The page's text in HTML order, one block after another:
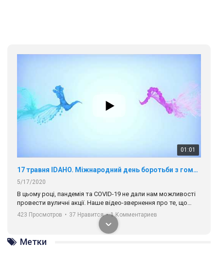
01:01
17 травня IDAHO. Міжнародний день боротьби з гомофобією трансфобією і біфобія.
5/17/2020
В цьому році, пандемія та COVІD-19 не дали нам можливості
провести вуличні акції. Наше відео-звернення про те, що
навіть коли ми у різних містах та не можемо зустрінеться, ми
разом. Ми закликаємо всіх хто поділяє цінності рівності та
солідарності, приєднатися до нас. Регіональні підрозділи
ГАУ є в 16 областях України.
Разом наш голос лунає гучніше!
423 Просмотров • 37 Нравится • 1 Комментариев
Метки